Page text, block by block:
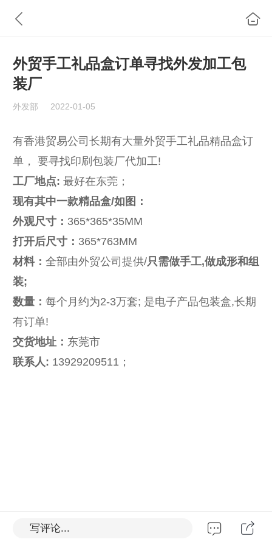
外贸手工礼品盒订单寻找外发加工包
装厂
外发部 2022-01-05
有香港贸易公司长期有大量外贸手工礼品精品盒订
单， 要寻找印刷包装厂代加工!
工厂地点: 最好在东莞；
现有其中一款精品盒/如图：
外观尺寸： 365*365*35MM
打开后尺寸： 365*763MM
材料： 全部由外贸公司提供/只需做手工,做成形和组
装;
数量： 每个月约为2-3万套; 是电子产品包装盒,长期
有订单!
交货地址： 东莞市
联系人: 13929209511；
写评论...